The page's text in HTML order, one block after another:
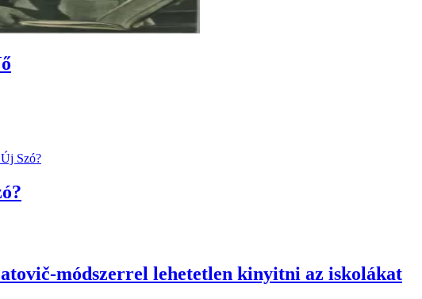
módszerrel lehetetlen kinyitni az iskolákat